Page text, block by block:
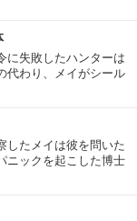
閉じる
、パスワード 、クレ
更が可能です。
です。
会ったこと。そして
に住む謎の生物の恐
帰還しようと努力した
る日、フィッツの照
に失敗したハンターは
代わり、メイがシール
せ、2人で学生アレ
ナー・フォン・スト
、ウォードの部下たち
ルナーを殺そうとして
したメイは彼を問いた
ニックを起こした博士
を連れて本部に戻っ